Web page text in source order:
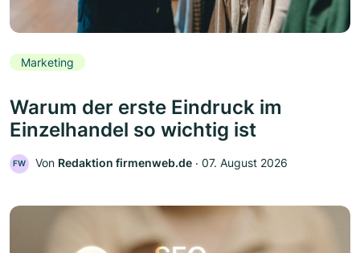
Marketing
Warum der erste Eindruck im
Einzelhandel so wichtig ist
FW Von Redaktion firmenweb.de ‧ 07. August 2026